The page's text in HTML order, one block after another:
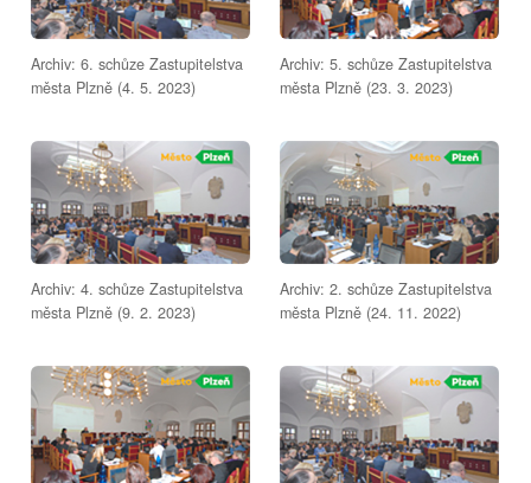
Archiv: 6. schůze Zastupitelstva
města Plzně (4. 5. 2023)
Archiv: 5. schůze Zastupitelstva
města Plzně (23. 3. 2023)
Archiv: 4. schůze Zastupitelstva
města Plzně (9. 2. 2023)
Archiv: 2. schůze Zastupitelstva
města Plzně (24. 11. 2022)